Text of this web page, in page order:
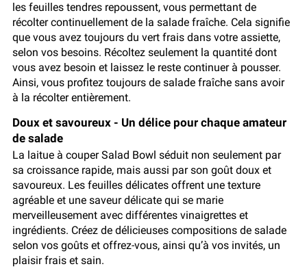
les feuilles tendres repoussent, vous permettant de
récolter continuellement de la salade fraîche. Cela signifie
que vous avez toujours du vert frais dans votre assiette,
selon vos besoins. Récoltez seulement la quantité dont
vous avez besoin et laissez le reste continuer à pousser.
Ainsi, vous profitez toujours de salade fraîche sans avoir
à la récolter entièrement.
Doux et savoureux - Un délice pour chaque amateur
de salade
La laitue à couper Salad Bowl séduit non seulement par
sa croissance rapide, mais aussi par son goût doux et
savoureux. Les feuilles délicates offrent une texture
agréable et une saveur délicate qui se marie
merveilleusement avec différentes vinaigrettes et
ingrédients. Créez de délicieuses compositions de salade
selon vos goûts et offrez-vous, ainsi qu’à vos invités, un
plaisir frais et sain.